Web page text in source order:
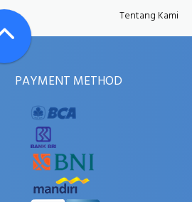
Tentang Kami
PAYMENT METHOD